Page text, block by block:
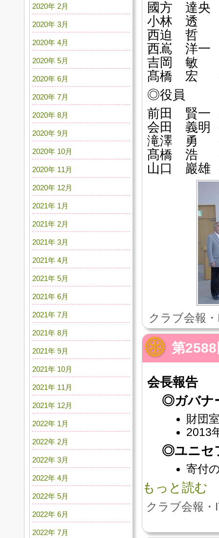
國方 達央
小林 透
西迫 哲
西嶌 洋一
吉岡 敏
髙橋 宏 （
◎役員
前田 賢一
会田 義明
滝澤 勇
髙橋 浩
山口 巖雄
クラブ会報
第
会長報告
◎ガバナ
財団
2013
◎ユニセ
寄付
もっと読む
クラブ会報・
2020年 2月
2020年 3月
2020年 4月
2020年 5月
2020年 6月
2020年 7月
2020年 8月
2020年 9月
2020年 10月
2020年 11月
2020年 12月
2021年 1月
2021年 2月
2021年 3月
2021年 4月
2021年 5月
2021年 6月
2021年 7月
2021年 8月
2021年 9月
2021年 10月
2021年 11月
2021年 12月
2022年 1月
2022年 2月
2022年 3月
2022年 4月
2022年 5月
2022年 6月
2022年 7月